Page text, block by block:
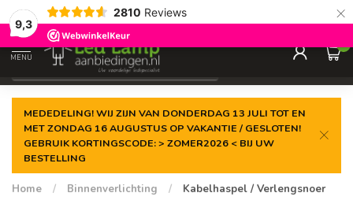
9,3
2810 Reviews ×
Gegarandeerde delaagste prijs
MENU
0
MEDEDELING! WIJ ZIJN VAN DONDERDAG 13 JULI TOT EN
MET ZONDAG 16 AUGUSTUS OP VAKANTIE / GESLOTEN!
GEBRUIK KORTINGSCODE: > ZOMER2026 < BIJ UW
BESTELLING
Home / Binnenverlichting / Kabelhaspel / Verlengsnoer